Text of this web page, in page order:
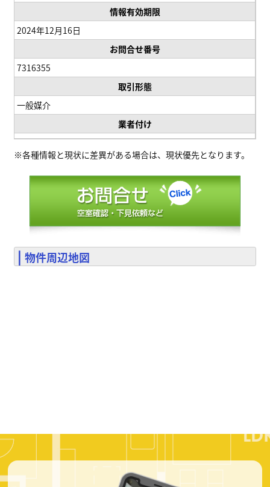
情報有効期限
2024年12月16日
お問合せ番号
7316355
取引形態
一般媒介
業者付け
※各種情報と現状に差異がある場合は、現状優先となります。
物件周辺地図